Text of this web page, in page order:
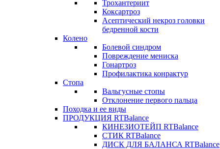
Трохантериит
Коксартроз
Асептический некроз головки
бедренной кости
Колено
Болевой синдром
Повреждение мениска
Гонартроз
Профилактика конрактур
Стопа
Вальгусные стопы
Отклонение первого пальца
Походка и ее виды
ПРОДУКЦИЯ RTBalance
КИНЕЗИОТЕЙП RTBalance
СТИК RTBalance
ДИСК ДЛЯ БАЛАНСА RTBalance